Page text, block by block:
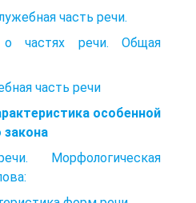
часть речи.
частях речи. Общая
часть речи
особенной
закона
Морфологическая